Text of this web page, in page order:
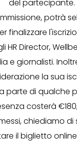
del partecipante.
potrà
finalizzare
HR Director,
e giornalisti.
la sua
parte di qualche
costerà
chiediamo di
il biglietto